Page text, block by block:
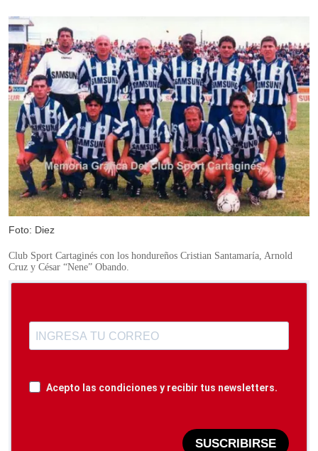
Foto: Diez
Club Sport Cartaginés con los hondureños Cristian Santamaría, Arnold
Cruz y César “Nene” Obando.
Acepto las condiciones y recibir tus newsletters.
SUSCRIBIRSE